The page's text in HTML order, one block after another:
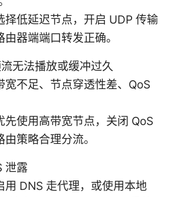
择低延迟节点，开启 UDP 传输
器端端口转发正确。
无法播放或缓冲过久
宽不足、节点穿透性差、QoS
先使用高带宽节点，关闭 QoS
策略合理分流。
泄露
用 DNS 走代理，或使用本地